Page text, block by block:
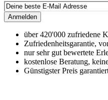
Anmelden
über 420'000 zufriedene
Zufriedenheitsgarantie,
nur sehr gut bewertete
kostenlose Beratung,
Günstigster Preis